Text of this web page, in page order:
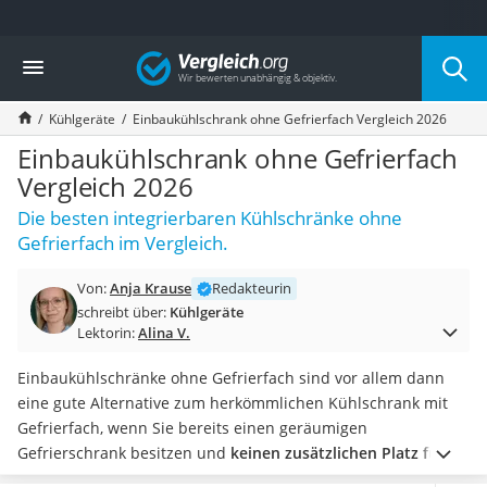
Die beliebtesten Vergleiche nach Kategorie
Haushalt
Wassersprudler
Zentralstaubsauger
Brotbackautomat
Wischroboter
Wäschespinne
Industriestaubsauger
Spülmaschinentabs
Eierkocher
AEG-Waschmaschine
Saug-Wisch-Roboter
Handstaubsauger
Milchaufschäumer
Kondenstrockner
Reiskocher
Heißwasserspender
Vergleich
Kühlgeräte Einbaukühlschrank ohne Gefrierfach Vergleich 2026
Einbaukühlschrank ohne Gefrierfach
Vergleich 2026
Die besten integrierbaren Kühlschränke ohne
Gefrierfach im Vergleich.
Von:Anja Krause
Redakteurin
schreibt über: Kühlgeräte
Lektorin:Alina V.
Einbaukühlschränke ohne Gefrierfach sind vor allem dann
eine gute Alternative zum herkömmlichen Kühlschrank mit
Gefrierfach, wenn Sie bereits einen geräumigen
Gefrierschrank besitzen und keinen zusätzlichen Platz für
Tiefkühlware benötigen. Achten Sie beim Blick in unsere